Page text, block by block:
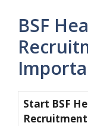
BSF
Start BSF